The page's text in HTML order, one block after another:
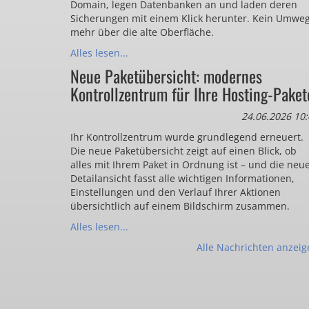
Domain, legen Datenbanken an und laden deren
Sicherungen mit einem Klick herunter. Kein
mehr über die alte Oberfläche.
Alles lesen...
Neue Paketübersicht: modernes
Kontrollzentrum für Ihre Hosting-
24.06.2026
Ihr Kontrollzentrum wurde grundlegend erneuert.
Die neue Paketübersicht zeigt auf einen Blick, ob
alles mit Ihrem Paket in Ordnung ist – und die neue
Detailansicht fasst alle wichtigen Informationen,
Einstellungen und den Verlauf Ihrer Aktionen
übersichtlich auf einem Bildschirm zusammen.
Alles lesen...
Alle Nachrichten